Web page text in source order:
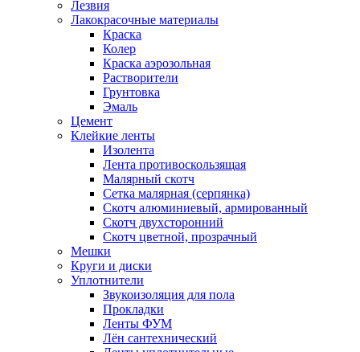
Лезвия
Лакокрасочные материалы
Краска
Колер
Краска аэрозольная
Растворители
Грунтовка
Эмаль
Цемент
Клейкие ленты
Изолента
Лента противоскользящая
Малярный скотч
Сетка малярная (серпянка)
Скотч алюминиевый, армированный
Скотч двухсторонний
Скотч цветной, прозрачный
Мешки
Круги и диски
Уплотнители
Звукоизоляция для пола
Прокладки
Ленты ФУМ
Лён сантехнический